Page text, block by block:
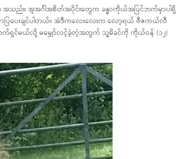
၊ အူအင်္ဂါအစိတ်အပိုင်းတွေက ခန္ဓာကိုယ်အပြင်ဘက်မှာပါရှိ
ာပြပေးချင်ပါတယ်။ အဲဒီကလေးလေးက လော့ရယ် ဖီဇကယ်လီ
အသက်ရှင်မယ်လို့ မမျှော်လင့်ခဲ့တဲ့အတွက် သူ့မိခင်ကို ကိုယ်ဝန် (၁၂)